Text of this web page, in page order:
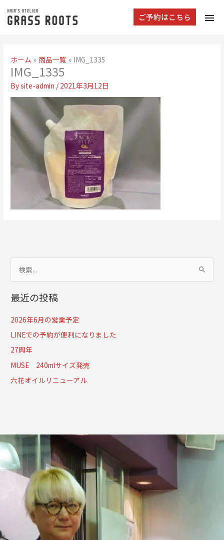
ご予約はこちら
ホーム 商品一覧 IMG_1335
IMG_1335
Bysite-admin / 2021年3月12日
索
対
:
最近の投稿
2026年6月の営業予定
LINEでの予約が便利になりました
27周年
MUSE 240mlサイズ発売
六花オイルリニューアル